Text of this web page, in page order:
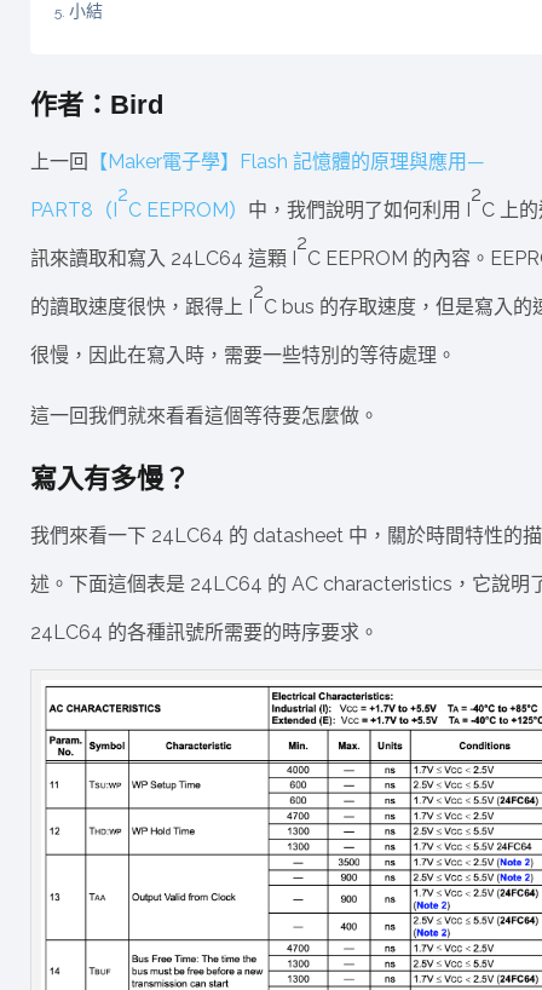
小結
作者：Bird
上一回 【Maker電子學】Flash 記憶體的原理與應用—
PART8（I
2
C EEPROM） 中，我們說明了如何利用 I
2
C 上
訊來讀取和寫入 24LC64 這顆 I
2
C EEPROM 的內容。
的讀取速度很快，跟得上 I
2
C bus 的存取速度，但是寫入的
很慢，因此在寫入時，需要一些特別的等待處理。
這一回我們就來看看這個等待要怎麼做。
寫入有多慢？
我們來看一下 24LC64 的 datasheet 中，關於時間特性的描
述。下面這個表是 24LC64 的 AC characteristics，它說明
24LC64 的各種訊號所需要的時序要求。